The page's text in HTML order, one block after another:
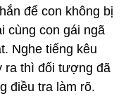
để con không bị
cùng con gái ngã
Nghe tiếng kêu
ra thì đối tượng đã
điều tra làm rõ.